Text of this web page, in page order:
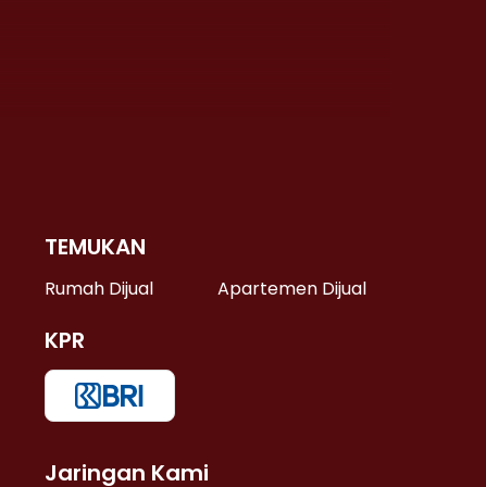
TEMUKAN
Rumah Dijual Apartemen Dijual
KPR
Jaringan Kami